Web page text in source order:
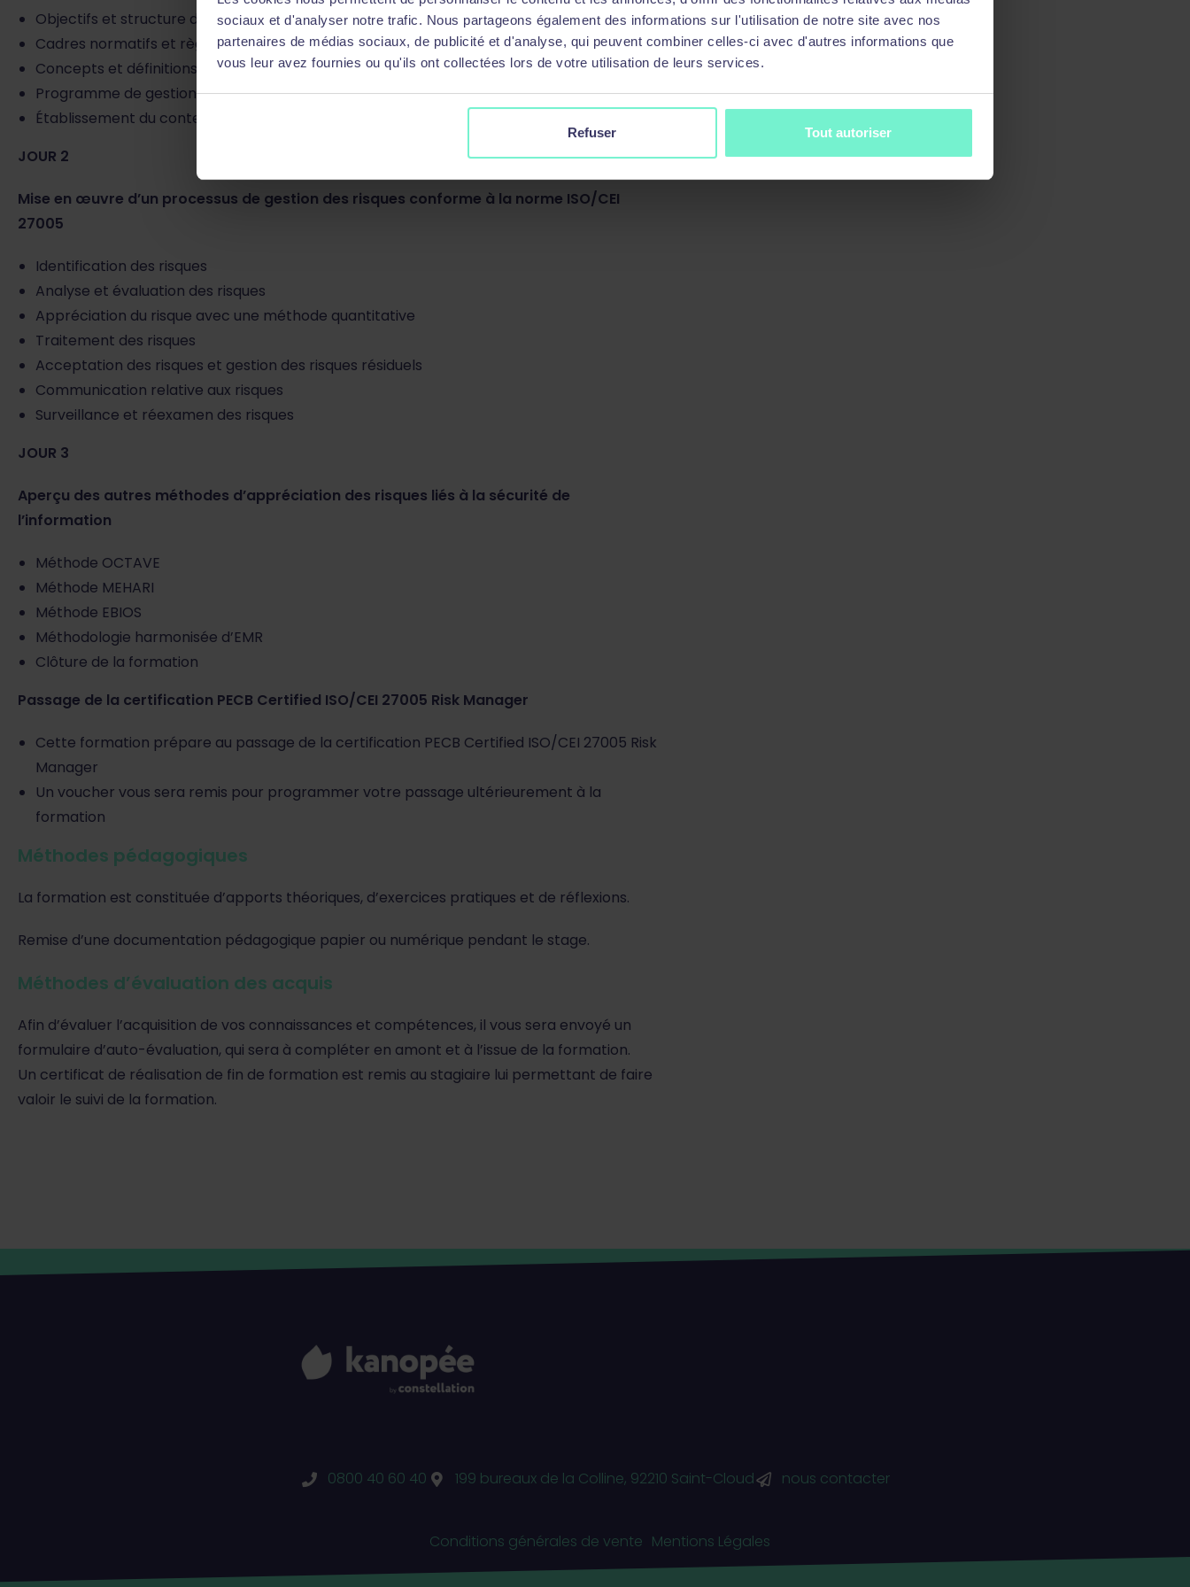
sociaux et d'analyser notre trafic. Nous partageons également des informations sur l'utilisation de notre site avec nos
partenaires de médias sociaux, de publicité et d'analyse, qui peuvent combiner celles-ci avec d'autres informations que
vous leur avez fournies ou qu'ils ont collectées lors de votre utilisation de leurs services.
Refuser Tout autoriser
Objectifs et structure de la formation
Cadres normatifs et règlementaires
Concepts et définitions du risque
Programme de gestion des risques
Établissement du contexte
JOUR 2
Mise en œuvre d’un processus de gestion des risques conforme à la norme ISO/CEI
27005
Identification des risques
Analyse et évaluation des risques
Appréciation du risque avec une méthode quantitative
Traitement des risques
Acceptation des risques et gestion des risques résiduels
Communication relative aux risques
Surveillance et réexamen des risques
JOUR 3
Aperçu des autres méthodes d’appréciation des risques liés à la sécurité de
l’information
Méthode OCTAVE
Méthode MEHARI
Méthode EBIOS
Méthodologie harmonisée d’EMR
Clôture de la formation
Passage de la certification PECB Certified ISO/CEI 27005 Risk Manager
Cette formation prépare au passage de la certification PECB Certified ISO/CEI 27005 Risk
Manager
Un voucher vous sera remis pour programmer votre passage ultérieurement à la
formation
Méthodes pédagogiques
La formation est constituée d’apports théoriques, d’exercices pratiques et de réflexions.
Remise d’une documentation pédagogique papier ou numérique pendant le stage.
Méthodes d’évaluation des acquis
Afin d’évaluer l’acquisition de vos connaissances et compétences, il vous sera envoyé un
formulaire d’auto-évaluation, qui sera à compléter en amont et à l’issue de la formation.
Un certificat de réalisation de fin de formation est remis au stagiaire lui permettant de faire
valoir le suivi de la formation.
0800 40 60 40 199 bureaux de la Colline, 92210 Saint-Cloud nous contacter
Conditions générales de vente Mentions Légales